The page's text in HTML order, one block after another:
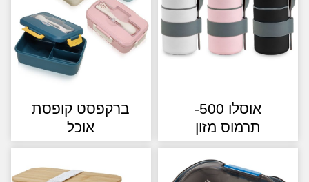
אוסלו 500-
תרמוס מזון
ברקפסט קופסת